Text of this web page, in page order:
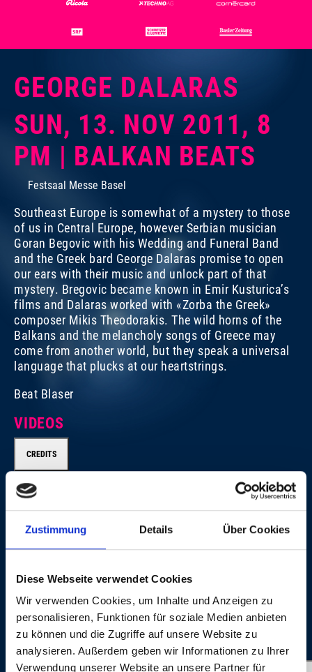
Zustimmung Details Über Cookies
Diese Webseite verwendet Cookies
Wir verwenden Cookies, um Inhalte und Anzeigen zu
personalisieren, Funktionen für soziale Medien anbieten
zu können und die Zugriffe auf unsere Website zu
analysieren. Außerdem geben wir Informationen zu Ihrer
Verwendung unserer Website an unsere Partner für
GEORGE DALARAS
SUN, 13. NOV 2011, 8
PM | BALKAN BEATS
Festsaal Messe Basel
Southeast Europe is somewhat of a mystery to those
of us in Central Europe, however Serbian musician
Goran Begovic with his Wedding and Funeral Band
and the Greek bard George Dalaras promise to open
our ears with their music and unlock part of that
mystery. Bregovic became known in Emir Kusturica’s
films and Dalaras worked with «Zorba the Greek»
composer Mikis Theodorakis. The wild horns of the
Balkans and the melancholy songs of Greece may
come from another world, but they speak a universal
language that plucks at our heartstrings.
Beat Blaser
VIDEOS
CREDITS
CREDITS
Executive Producer for Schweizer Radio und
Avo Session/Session Basel AG: Matthias Müller and
Beatrice Stirnimann Director: Roli Bärlocher, BBM
Productions, Wallbach (Switzerland) Sound: Ron Kurz,
Hard Studios, Zürich (Switzerland) Live Photos: ©
Dominik Plüss
Photo:Dominik Plüss
SUN, 13. NOV 2011, 8 PM | BALKAN BEATS